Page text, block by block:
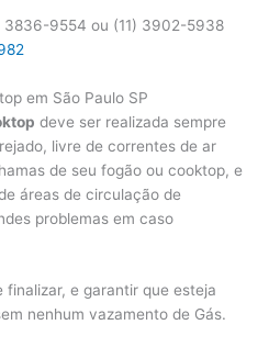
3836-9554 ou (11) 3902-5938
em São Paulo SP
deve ser realizada sempre
livre de correntes de ar
de seu fogão ou cooktop, e
áreas de circulação de
problemas em caso
e garantir que esteja
nenhum vazamento de Gás.